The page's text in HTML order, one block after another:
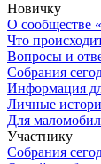
Новичку
О сообществе
Что
Вопросы и
Собрания
Информация
Личные
Для
Участнику
Собрания